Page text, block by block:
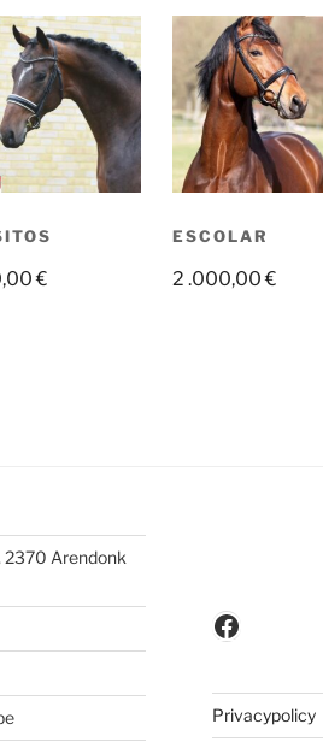
€
ESCOLAR
2 .000,00€
2370 Arendonk
Facebook
Privacypolicy